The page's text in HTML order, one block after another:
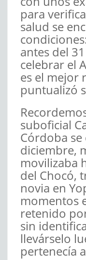
para
salud se
antes del
celebrar el
es el mejor
puntualizó
suboficial
Córdoba
diciembre,
movilizaba
del Chocó,
novia en
momentos
retenido
sin
llevárselo
pertenecía